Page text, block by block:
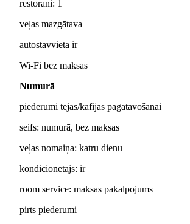
restorāni: 1
veļas mazgātava
autostāvvieta ir
Wi-Fi bez maksas
Numurā
piederumi tējas/kafijas pagatavošanai
seifs: numurā, bez maksas
veļas nomaiņa: katru dienu
kondicionētājs: ir
room service: maksas pakalpojums
pirts piederumi